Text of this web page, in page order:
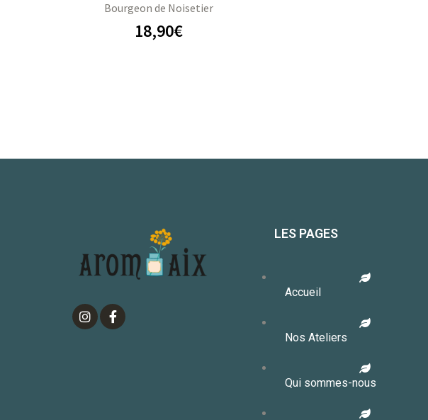
Bourgeon de Noisetier
18,90€
LES PAGES
Accueil
Nos Ateliers
Qui sommes-nous